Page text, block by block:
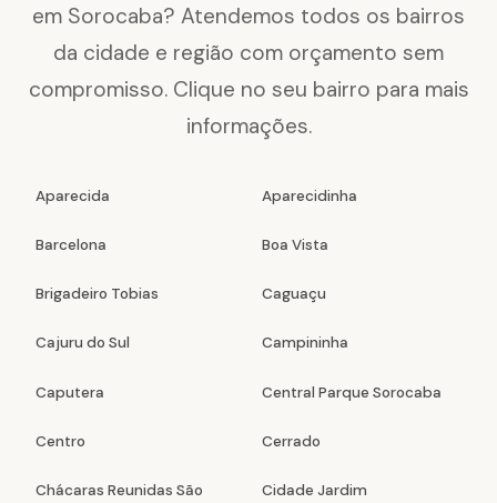
em Sorocaba? Atendemos todos os bairros
da cidade e região com orçamento sem
compromisso. Clique no seu bairro para mais
informações.
Aparecida Aparecidinha
Barcelona Boa Vista
Brigadeiro Tobias Caguaçu
Cajuru do Sul Campininha
Caputera Central Parque Sorocaba
Centro Cerrado
Chácaras Reunidas São Cidade Jardim